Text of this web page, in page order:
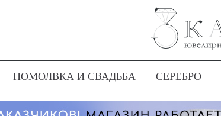
ПОМОЛВКА И СВАДЬБА СЕРЕБРО